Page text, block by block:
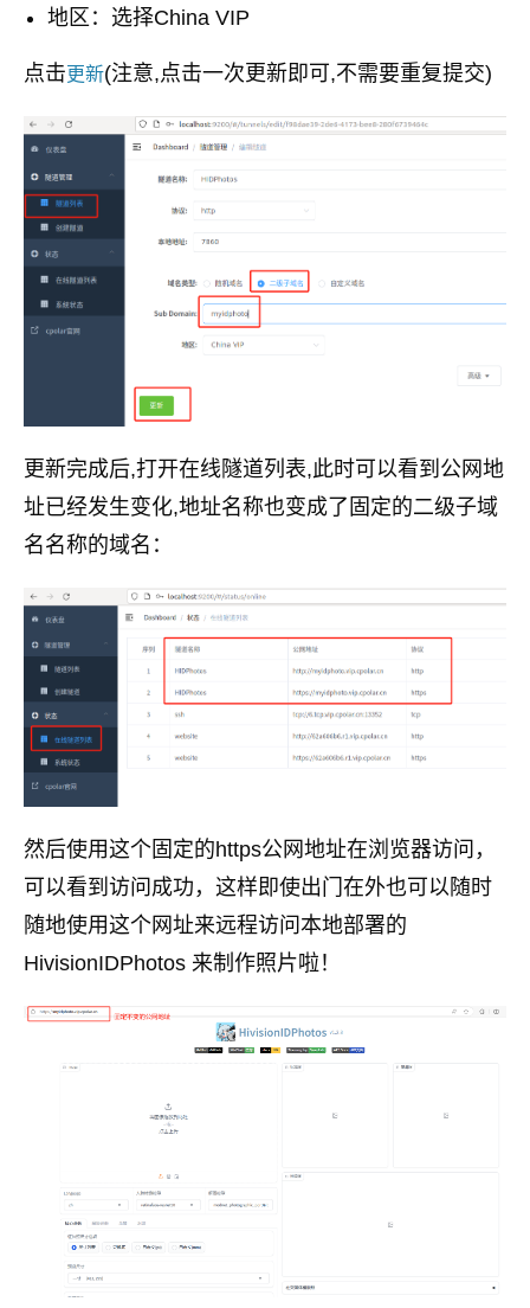
地区：选择China VIP
点击更新(注意,点击一次更新即可,不需要重复提交)
更新完成后,打开在线隧道列表,此时可以看到公网地
址已经发生变化,地址名称也变成了固定的二级子域
名名称的域名：
然后使用这个固定的https公网地址在浏览器访问，
可以看到访问成功，这样即使出门在外也可以随时
随地使用这个网址来远程访问本地部署的
HivisionIDPhotos 来制作照片啦！